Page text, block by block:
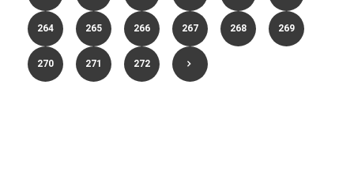
264 265 266 267 268 269
270 271 272